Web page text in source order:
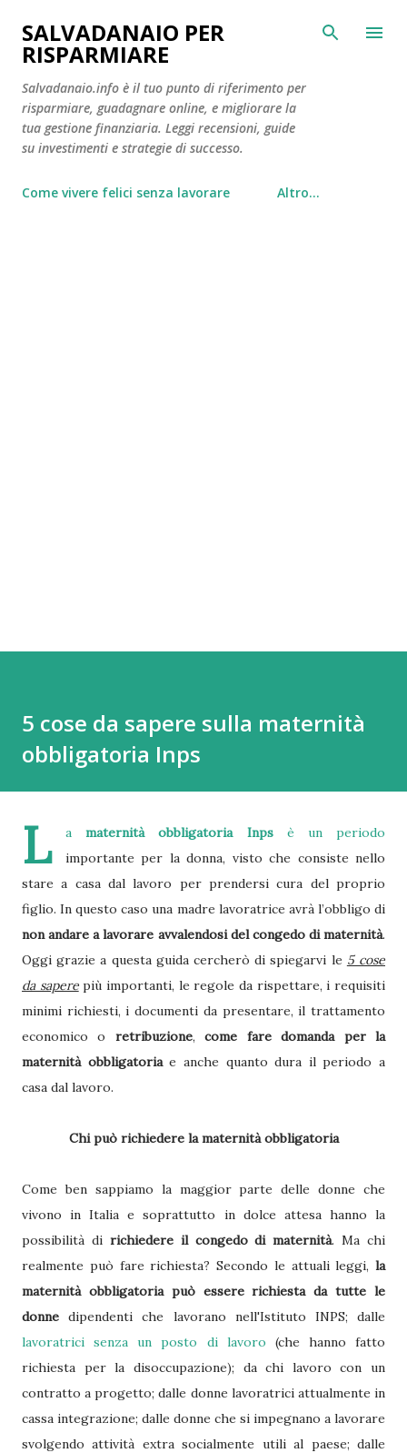
Passa ai contenuti principali
SALVADANAIO PER
RISPARMIARE
Salvadanaio.info è il tuo punto di riferimento per
risparmiare, guadagnare online, e migliorare la
tua gestione finanziaria. Leggi recensioni, guide
su investimenti e strategie di successo.
Come vivere felici senza lavorare Altro…
5 cose da sapere sulla maternità
obbligatoria Inps
L amaternità obbligatoria Inpsè un periodo
importante per la donna, visto che consiste nello
stare a casa dal lavoro per prendersi cura del proprio
figlio. In questo caso una madre lavoratrice avrà l’obbligo di
non andare a lavorare avvalendosi del congedo di maternità.
Oggi grazie a questa guida cercherò di spiegarvi le 5 cose
da saperepiù importanti, le regole da rispettare, i requisiti
minimi richiesti, i documenti da presentare, il trattamento
economico o retribuzione,come fare domanda per la
maternità obbligatoriae anche quanto dura il periodo a
casa dal lavoro.
Chi può richiedere la maternità obbligatoria
Come ben sappiamo la maggior parte delle donne che
vivono in Italia e soprattutto in dolce attesa hanno la
possibilità di richiedere il congedo di maternità. Ma chi
realmente può fare richiesta? Secondo le attuali leggi, la
maternità obbligatoria può essere richiesta da tutte le
donne dipendenti che lavorano nell'Istituto INPS; dalle
lavoratrici senza un posto di lavoro (che hanno fatto
richiesta per la disoccupazione); da chi lavoro con un
contratto a progetto; dalle donne lavoratrici attualmente in
cassa integrazione; dalle donne che si impegnano a lavorare
svolgendo attività extra socialmente utili al paese; dalle